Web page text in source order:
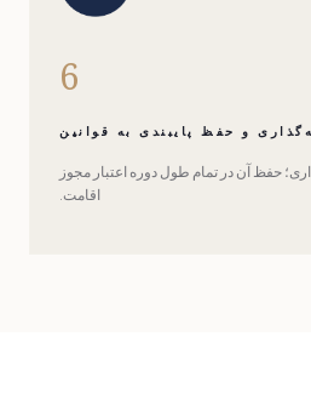
6
و حفظ پایبندی به قوانین
حفظ آن در تمام طول دوره اعتبار مجوز
اقامت.